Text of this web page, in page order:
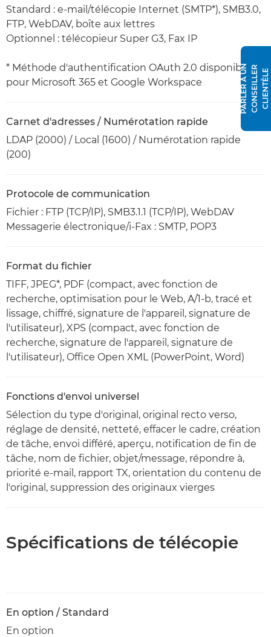
Standard : e-mail/télécopie Internet (SMTP*), SMB3.0,
FTP, WebDAV, boîte aux lettres
Optionnel : télécopieur Super G3, Fax IP
* Méthode d'authentification OAuth 2.0 disponible
pour Microsoft 365 et Google Workspace
Carnet d'adresses / Numérotation rapide
LDAP (2000) / Local (1600) / Numérotation rapide
(200)
Protocole de communication
Fichier : FTP (TCP/IP), SMB3.1.1 (TCP/IP), WebDAV
Messagerie électronique/i-Fax : SMTP, POP3
Format du fichier
TIFF, JPEG*, PDF (compact, avec fonction de
recherche, optimisation pour le Web, A/1-b, tracé et
lissage, chiffré, signature de l'appareil, signature de
l'utilisateur), XPS (compact, avec fonction de
recherche, signature de l'appareil, signature de
l'utilisateur), Office Open XML (PowerPoint, Word)
Fonctions d'envoi universel
Sélection du type d'original, original recto verso,
réglage de densité, netteté, effacer le cadre, création
de tâche, envoi différé, aperçu, notification de fin de
tâche, nom de fichier, objet/message, répondre à,
priorité e-mail, rapport TX, orientation du contenu de
l'original, suppression des originaux vierges
Spécifications de télécopie
En option / Standard
En option
P
A
R
L
E
R
À U
N
C
O
N
S
E
I
L
L
E
R
C
L
I
E
N
T
È
L E